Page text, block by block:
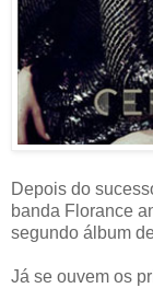
Depois do
banda Florance
segundo álbum
Já se ouvem os